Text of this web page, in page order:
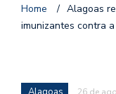
Home / Alagoas
imunizantes contra
26 de